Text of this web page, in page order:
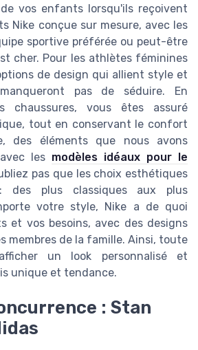
vos enfants lorsqu'ils reçoivent
Nike conçue sur mesure, avec les
sportive préférée ou peut-être
cher. Pour les athlètes féminines
de design qui allient style et
pas de séduire. En
chaussures, vous êtes assuré
tout en conservant le confort
des éléments que nous avons
les modèles idéaux pour le
pas que les choix esthétiques
des plus classiques aux plus
votre style, Nike a de quoi
et vos besoins, avec des designs
membres de la famille. Ainsi, toute
un look personnalisé et
unique et tendance.
: Stan